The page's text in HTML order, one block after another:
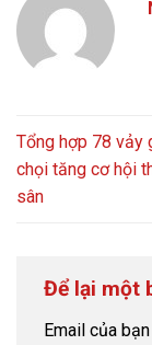
Tổng hợp 78 vảy
chọi tăng cơ hội
sân
Để lại một
Email của